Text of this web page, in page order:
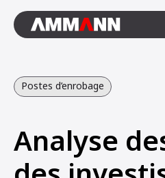
Postes d’enrobage
Analyse